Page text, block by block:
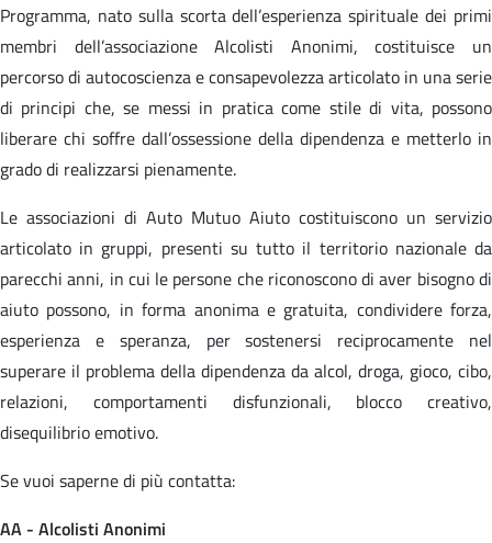
Programma, nato sulla scorta dell’esperienza spirituale dei primi
membri dell’associazione Alcolisti Anonimi, costituisce un
percorso di autocoscienza e consapevolezza articolato in una serie
di principi che, se messi in pratica come stile di vita, possono
liberare chi soffre dall’ossessione della dipendenza e metterlo in
grado di realizzarsi pienamente.
Le associazioni di Auto Mutuo Aiuto costituiscono un servizio
articolato in gruppi, presenti su tutto il territorio nazionale da
parecchi anni, in cui le persone che riconoscono di aver bisogno di
aiuto possono, in forma anonima e gratuita, condividere forza,
esperienza e speranza, per sostenersi reciprocamente nel
superare il problema della dipendenza da alcol, droga, gioco, cibo,
relazioni, comportamenti disfunzionali, blocco creativo,
disequilibrio emotivo.
Se vuoi saperne di più contatta:
AA - Alcolisti Anonimi